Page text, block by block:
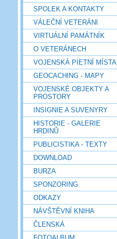
SPOLEK A KONTAKTY
VÁLEČNÍ VETERÁNI
VIRTUÁLNÍ PAMÁTNÍK
O VETERÁNECH
VOJENSKÁ PIETNÍ MÍSTA
GEOCACHING - MAPY
VOJENSKÉ OBJEKTY A
PROSTORY
INSIGNIE A SUVENYRY
HISTORIE - GALERIE
HRDINŮ
PUBLICISTIKA - TEXTY
DOWNLOAD
BURZA
SPONZORING
ODKAZY
NÁVŠTĚVNÍ KNIHA
ČLENSKÁ